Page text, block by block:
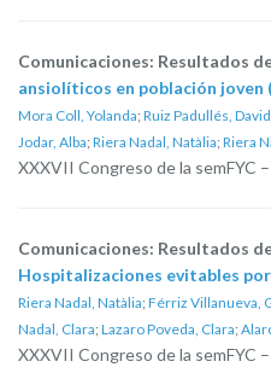
Comunicaciones: Resultados
ansiolíticos en población joven
Mora Coll, Yolanda; Ruiz Padullés, David
Jodar, Alba; Riera Nadal, Natàlia; Riera
XXXVII Congreso de la semFYC
Comunicaciones: Resultados
Hospitalizaciones evitables
Riera Nadal, Natàlia; Férriz Villanueva,
Nadal, Clara; Lazaro Poveda, Clara;
XXXVII Congreso de la semFYC